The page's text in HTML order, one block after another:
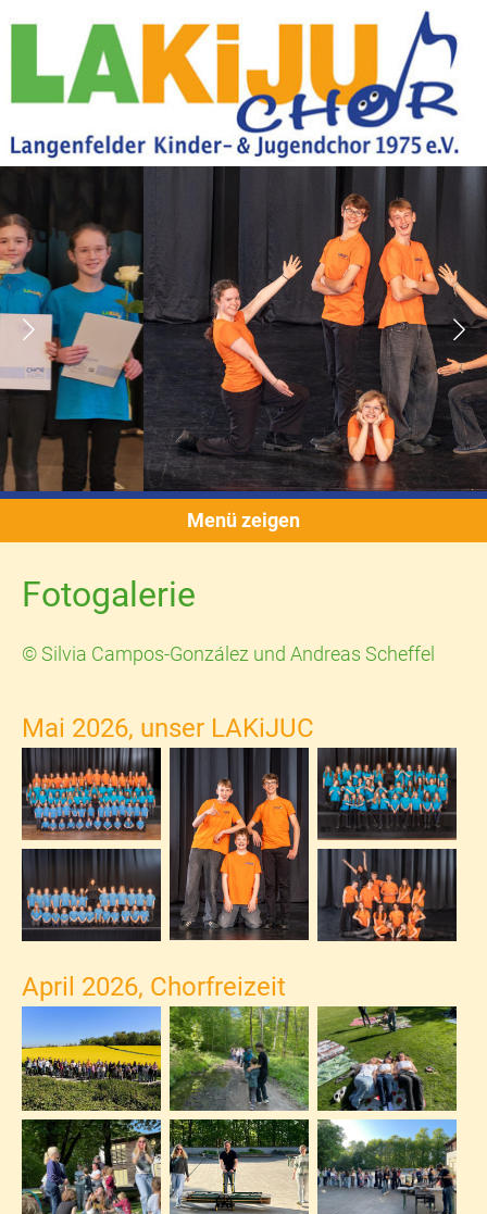
Menü zeigen
Fotogalerie
© Silvia Campos-González und Andreas Scheffel
Mai 2026, unser LAKiJUC
April 2026, Chorfreizeit